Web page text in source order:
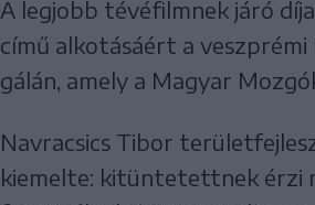
A legjobb tévéfilmnek járó
című alkotásáért a
gálán, amely a Magyar
Navracsics Tibor
kiemelte: kitüntetettnek érzi